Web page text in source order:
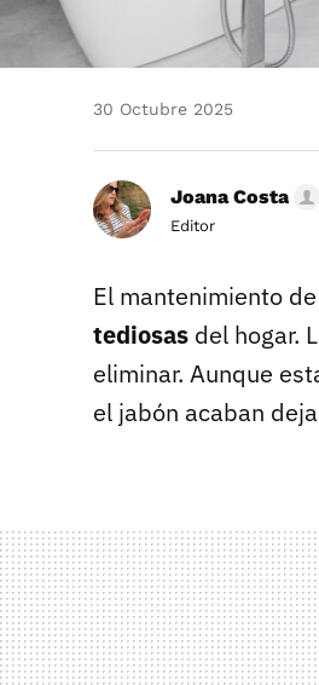
30 Octubre 2025
Joana Costa
Editor
El mantenimiento
tediosas del hogar.
eliminar. Aunque
el jabón acaban